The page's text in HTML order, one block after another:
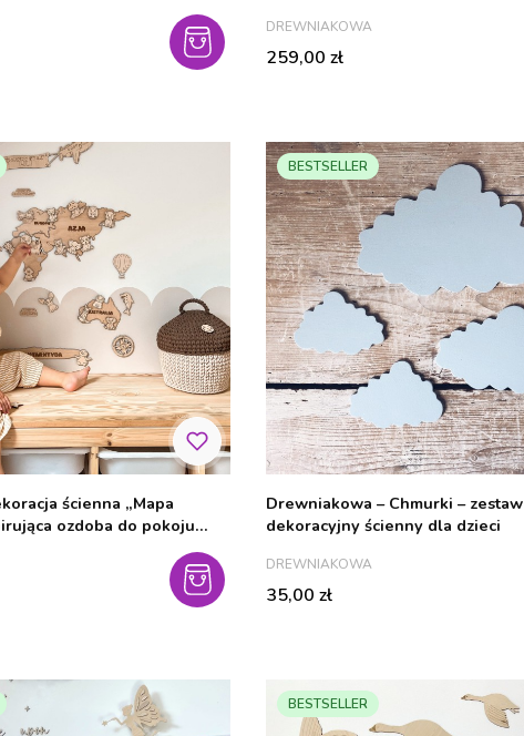
PRODUCENT
DREWNIAKOWA
Cena
259,00 zł
ścienna „Mapa
ozdoba do pokoju
BESTSELLER
Drewniakowa – Chmurki – zestaw
dekoracyjny ścienny dla dzieci
PRODUCENT
DREWNIAKOWA
Cena
35,00 zł
BESTSELLER